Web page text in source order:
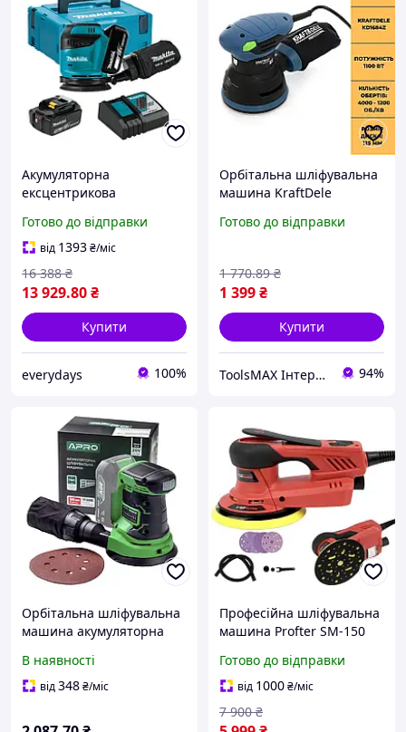
Акумуляторна
ексцентрикова
машина Makita
DBO180RTJ (кейс, 2*Акб
5Ah, З/П) Нова!
Готово до відправки
від 1393₴/міс
13 929.80₴
16 388 ₴
Купити
everydays 100%
Орбітальна шліфувальна
машина KraftDele
Вт інструмент для
Готово до відправки
1 399₴
1 770.89 ₴
Купити
ToolsMAX Інтернет-магазин на максимум 94%
Орбітальна шліфувальна
машина акумуляторна
(125мм) без АКБ
В наявності
від348₴/міс
Професійна шліфувальна
машина Profter SМ-150
орбітальна шліфувальна
машина
Готово до відправки
від 1000₴/міс
7 900 ₴